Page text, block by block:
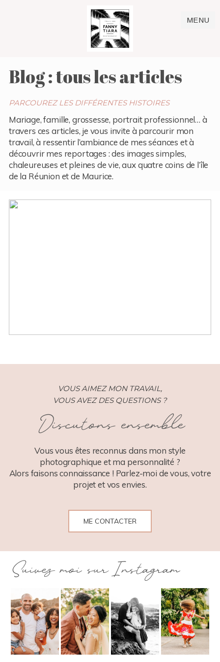
MENU
Blog : tous les articles
PARCOUREZ LES DIFFÉRENTES HISTOIRES
Mariage, famille, grossesse, portrait professionnel… à
travers ces articles, je vous invite à parcourir mon
travail, à ressentir l’ambiance de mes séances et à
découvrir mes reportages : des images simples,
chaleureuses et pleines de vie, aux quatre coins de l’île
de la Réunion et de Maurice.
VOUS AIMEZ MON TRAVAIL,
VOUS AVEZ DES QUESTIONS ?
Discutons ensemble
Vous vous êtes reconnus dans mon style
photographique et ma personnalité ?
Alors faisons connaissance ! Parlez-moi de vous, votre
projet et vos envies.
ME CONTACTER
Suivez moi sur Instagram